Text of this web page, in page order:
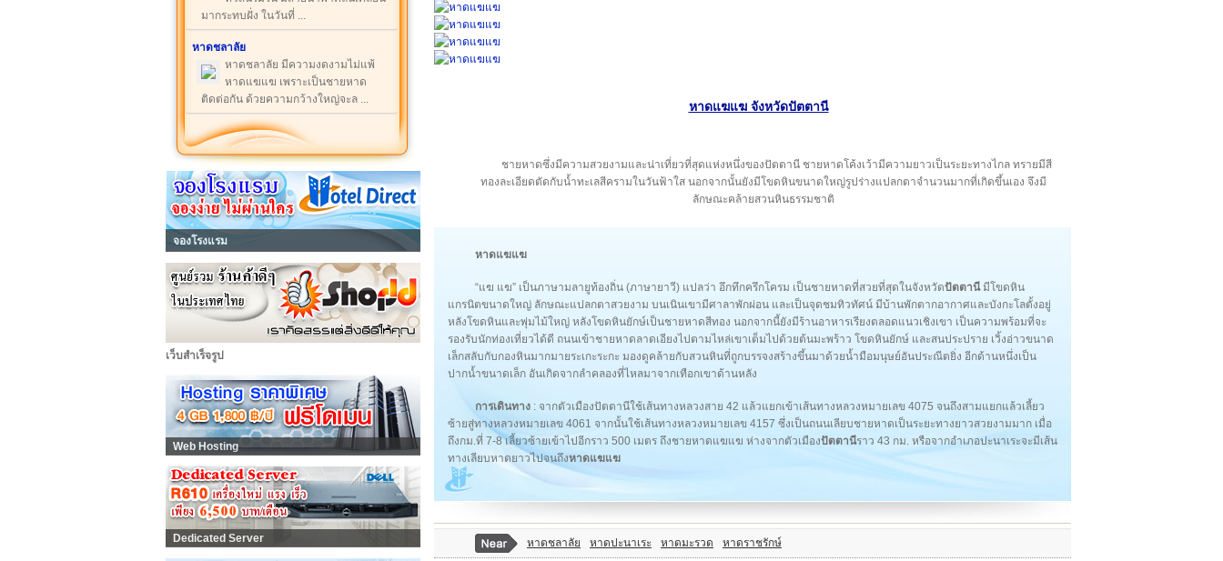
มากระทบฝั่ง ในวันที่ ...
หาดชลาลัย
หาดชลาลัย มีความงดงามไม่แพ้
หาดแฆแฆ เพราะเป็นชายหาด
ติดต่อกัน ด้วยความกว้างใหญ่จะล ...
จองโรงแรม
เว็บสำเร็จรูป
Web Hosting
Dedicated Server
หาดแฆแฆ จังหวัดปัตตานี
ชายหาดซึ่งมีความสวยงามและน่าเที่ยวที่สุดแห่งหนึ่งของปัตตานี ชายหาดโค้งเว้ามีความยาวเป็นระยะทางไกล ทรายมีสี
ทองละเอียดตัดกับน้ำทะเลสีครามในวันฟ้าใส นอกจากนั้นยังมีโขดหินขนาดใหญ่รูปร่างแปลกตาจำนวนมากที่เกิดขึ้นเอง จึงมี
ลักษณะคล้ายสวนหินธรรมชาติ
หาดแฆแฆ
“แฆ แฆ” เป็นภาษามลายูท้องถิ่น (ภาษายาวี) แปลว่า อึกทึกครึกโครม เป็นชายหาดที่สวยที่สุดในจังหวัดปัตตานีมีโขดหิน
แกรนิตขนาดใหญ่ ลักษณะแปลกตาสวยงาม บนเนินเขามีศาลาพักผ่อน และเป็นจุดชมทิวทัศน์ มีบ้านพักตากอากาศและบังกะโลตั้งอยู่
หลังโขดหินและพุ่มไม้ใหญ่ หลังโขดหินยักษ์เป็นชายหาดสีทอง นอกจากนี้ยังมีร้านอาหารเรียงตลอดแนวเชิงเขา เป็นความพร้อมที่จะ
รองรับนักท่องเที่ยวได้ดี ถนนเข้าชายหาดลาดเอียงไปตามไหล่เขาเต็มไปด้วยต้นมะพร้าว โขดหินยักษ์ และสนประปราย เวิ้งอ่าวขนาด
เล็กสลับกับกองหินมากมายระเกะระกะ มองดูคล้ายกับสวนหินที่ถูกบรรจงสร้างขึ้นมาด้วยน้ำมือมนุษย์อันประณีตยิ่ง อีกด้านหนึ่งเป็น
ปากน้ำขนาดเล็ก อันเกิดจากลำคลองที่ไหลมาจากเทือกเขาด้านหลัง
การเดินทาง : จากตัวเมืองปัตตานีใช้เส้นทางหลวงสาย 42 แล้วแยกเข้าเส้นทางหลวงหมายเลข 4075 จนถึงสามแยกแล้วเลี้ยว
ซ้ายสู่ทางหลวงหมายเลข 4061 จากนั้นใช้เส้นทางหลวงหมายเลข 4157 ซึ่งเป็นถนนเลียบชายหาดเป็นระยะทางยาวสวยงามมาก เมื่อ
ถึงกม.ที่ 7-8 เลี้ยวซ้ายเข้าไปอีกราว 500 เมตร ถึงชายหาดแฆแฆ ห่างจากตัวเมืองปัตตานีราว 43 กม. หรือจากอำเภอปะนาเระจะมีเส้น
ทางเลียบหาดยาวไปจนถึงหาดแฆแฆ
หาดชลาลัย หาดปะนาเระ หาดมะรวด หาดราชรักษ์